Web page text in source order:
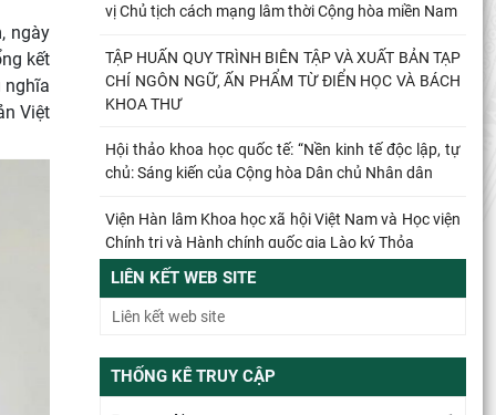
ngày
kết
nghĩa
Việt
vị Chủ tịch cách mạng lâm thời Cộng hòa miền Nam
TẬP HUẤN QUY TRÌNH BIÊN TẬP VÀ XUẤT BẢN TẠP
CHÍ NGÔN NGỮ, ẤN PHẨM TỪ ĐIỂN HỌC VÀ BÁCH
KHOA THƯ
Hội thảo khoa học quốc tế: “Nền kinh tế độc lập, tự
chủ: Sáng kiến của Cộng hòa Dân chủ Nhân dân
Viện Hàn lâm Khoa học xã hội Việt Nam và Học viện
Chính trị và Hành chính quốc gia Lào ký Thỏa
Đổi mới công tác kiểm tra, giám sát tại Chi bộ Viện
Nhà nước và Pháp luật: Gắn siết chặt kỷ cương
Từ quan niệm của C.Mác về công bằng phân phối
đến nguyên tắc phân phối trong nền kinh tế thị
LIÊN KẾT WEB SITE
THỐNG KÊ TRUY CẬP